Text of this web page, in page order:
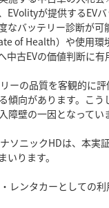
EVolityが提供するEV
なバッテリー診断が
of Health）や使用
古EVの価値判断に有
ーの品質を客観的に
傾向があります。こ
障壁の一因となってい
ニックHDは、本実
ります。
ンタカーとしての